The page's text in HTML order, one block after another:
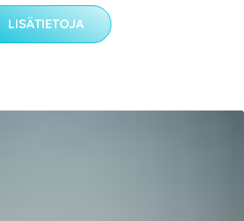
LISÄTIETOJA